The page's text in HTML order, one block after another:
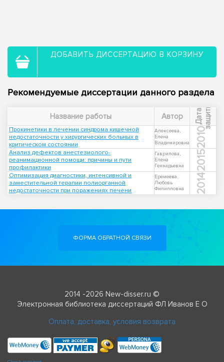
ДОБАВИТЬ ДИССЕРТАЦИЮ В КОРЗИНУ
Рекомендуемые диссертации данного раздела
Название работы Автор Д
а
т
а
з
а
щ
и
т ы
Прокинетики в лечении синдрома кишечной
недостаточности у хирургических больных в
критическом состоянии
Алексеева,
Елена
Владимировна
2010
Анализ дефектов анестезиолого-
реанимационной помощи: причины и пути
профилактики
Гаврилова,
Елена
Геннадьевна
2015
Оптимизация диагностики, интенсивной и
заместительной терапии полиорганной
недостаточности при поражениях печени
Еремеева,
Любовь
Филипповна
2014
ФОРМА ОБРАТНОЙ СВЯЗИ
2014 -2026 New-disser.ru ©
Электронная библиотека диссертаций ФЛ Иванов Е О
Оплата, доставка, условия возврата